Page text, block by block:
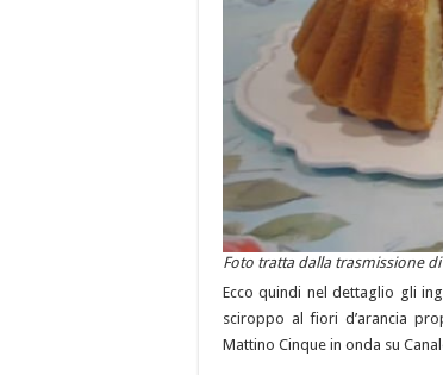
Foto tratta dalla trasmissione
Ecco quindi nel dettaglio gli
sciroppo al fiori d’arancia
Mattino Cinque in onda su